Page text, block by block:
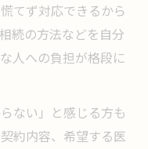
てず対応できるから
続の方法などを自分
人への負担が格段に
ない」と感じる方も
約内容、希望する医